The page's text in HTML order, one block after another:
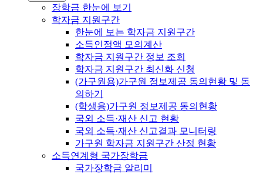
장학금 한눈에 보기
학자금 지원구간
한눈에 보는 학자금 지원구간
소득인정액 모의계산
학자금 지원구간 정보 조회
학자금 지원구간 최신화 신청
(가구원용)가구원 정보제공 동의현황 및 동
의하기
(학생용)가구원 정보제공 동의현황
국외 소득·재산 신고 현황
국외 소득·재산 신고결과 모니터링
가구원 학자금 지원구간 산정 현황
소득연계형 국가장학금
국가장학금 알리미